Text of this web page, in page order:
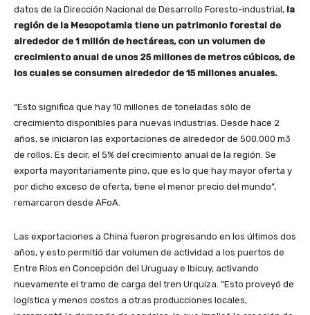
datos de la Dirección Nacional de Desarrollo Foresto-industrial, la
región de la Mesopotamia tiene un patrimonio forestal de
alrededor de 1 millón de hectáreas, con un volumen de
crecimiento anual de unos 25 millones de metros cúbicos, de
los cuales se consumen alrededor de 15 millones anuales.
“Esto significa que hay 10 millones de toneladas sólo de
crecimiento disponibles para nuevas industrias. Desde hace 2
años, se iniciaron las exportaciones de alrededor de 500.000 m3
de rollos. Es decir, el 5% del crecimiento anual de la región. Se
exporta mayoritariamente pino, que es lo que hay mayor oferta y
por dicho exceso de oferta, tiene el menor precio del mundo”,
remarcaron desde AFoA.
Las exportaciones a China fueron progresando en los últimos dos
años, y esto permitió dar volumen de actividad a los puertos de
Entre Ríos en Concepción del Uruguay e Ibicuy, activando
nuevamente el tramo de carga del tren Urquiza. “Esto proveyó de
logística y menos costos a otras producciones locales,